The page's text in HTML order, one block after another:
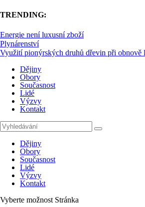
TRENDING:
Energie není luxusní zboží
Plynárenství
Využití pionýrských druhů dřevin při obnově
Dějiny
Obory
Současnost
Lidé
Výzvy
Kontakt
Dějiny
Obory
Současnost
Lidé
Výzvy
Kontakt
Vyberte možnost Stránka